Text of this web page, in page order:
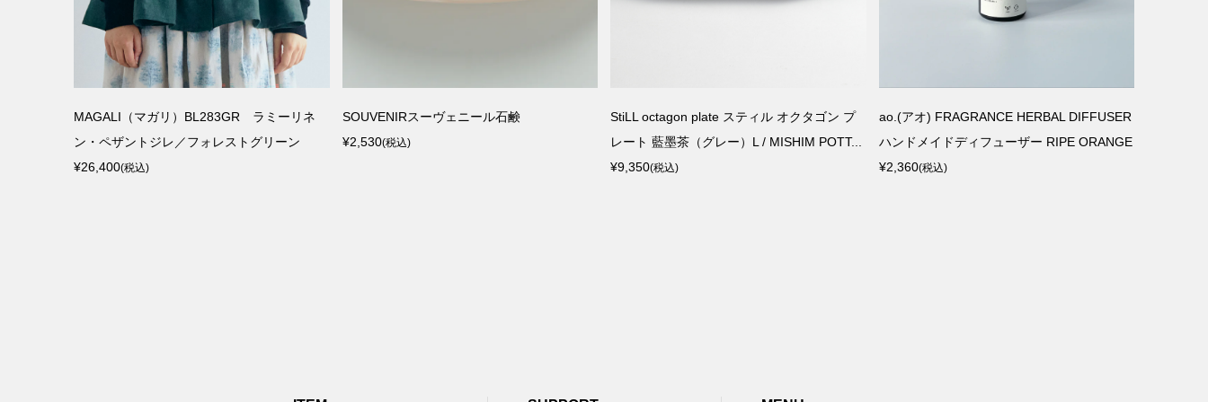
MAGALI（マガリ）BL283GR ラミーリネ
ン・ペザントジレ／フォレストグリーン
¥26,400(税込)
SOUVENIRスーヴェニール石鹸
¥2,530(税込)
StiLL octagon plate スティル オクタゴン プ
レート 藍墨茶（グレー）L / MISHIM POTT...
¥9,350(税込)
ao.(アオ) FRAGRANCE HERBAL DIFFUSER
ハンドメイドディフューザー RIPE ORANGE
¥2,360(税込)